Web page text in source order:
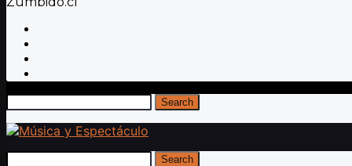
Search
Search